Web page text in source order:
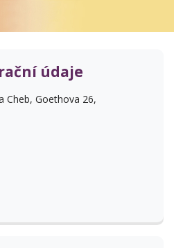
údaje
Cheb, Goethova 26,